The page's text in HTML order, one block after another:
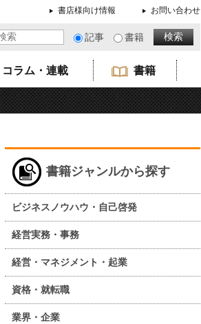
書店様向け情報 お問い合わせ
記事 書籍
コラム・連載 書籍
書籍ジャンルから探す
ビジネスノウハウ・自己啓発
経営実務・事務
経営・マネジメント・起業
資格・就転職
業界・企業